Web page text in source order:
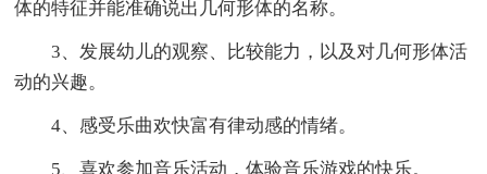
体的特征并能准确说出几何形体的名称。
3、发展幼儿的观察、比较能力，以及对几何形体活
动的兴趣。
4、感受乐曲欢快富有律动感的情绪。
5、喜欢参加音乐活动，体验音乐游戏的快乐。